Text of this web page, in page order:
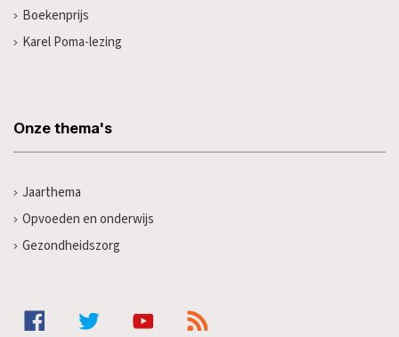
Boekenprijs
Karel Poma-lezing
Onze thema's
Jaarthema
Opvoeden en onderwijs
Gezondheidszorg